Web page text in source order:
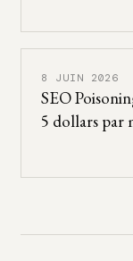
8 JUIN 2026
SEO
5 dollars par